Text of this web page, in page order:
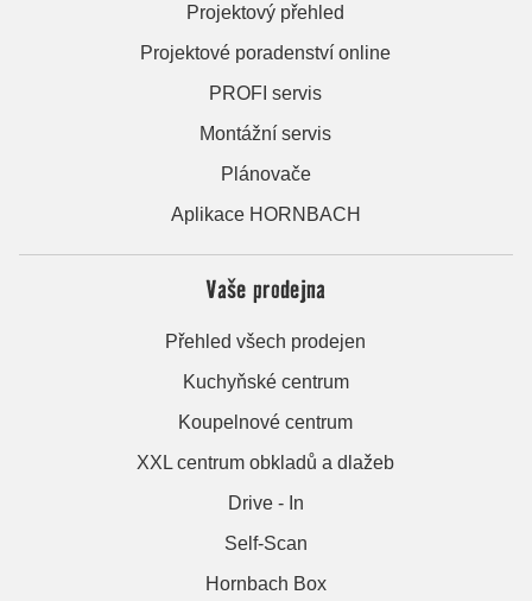
Projektový přehled
Projektové poradenství online
PROFI servis
Montážní servis
Plánovače
Aplikace HORNBACH
Vaše prodejna
Přehled všech prodejen
Kuchyňské centrum
Koupelnové centrum
XXL centrum obkladů a dlažeb
Drive - In
Self-Scan
Hornbach Box